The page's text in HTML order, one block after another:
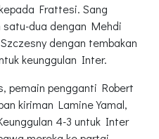
Frattesi. Sang
satu-dua dengan Mehdi
dengan tembakan
keunggulan Inter.
pemain pengganti Robert
kiriman Lamine Yamal,
4-3 untuk Inter